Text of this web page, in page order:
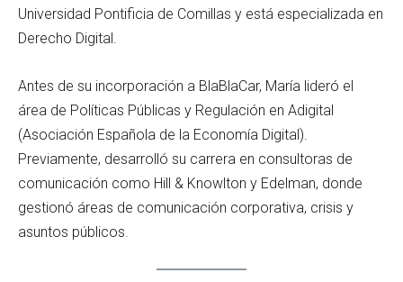
Universidad Pontificia de Comillas y está especializada en
Derecho Digital.
Antes de su incorporación a BlaBlaCar, María lideró el
área de Políticas Públicas y Regulación en Adigital
(Asociación Española de la Economía Digital).
Previamente, desarrolló su carrera en consultoras de
comunicación como Hill & Knowlton y Edelman, donde
gestionó áreas de comunicación corporativa, crisis y
asuntos públicos.